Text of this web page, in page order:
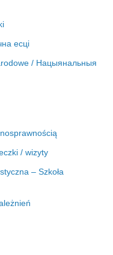
есці
/ Нацыянальныя
/ wizyty
– Szkoła